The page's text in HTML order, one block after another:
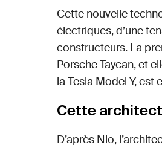
Cette nouvelle
électriques, d’une
constructeurs. La
Porsche Taycan, et
la Tesla Model Y,
Cette
D’après Nio,